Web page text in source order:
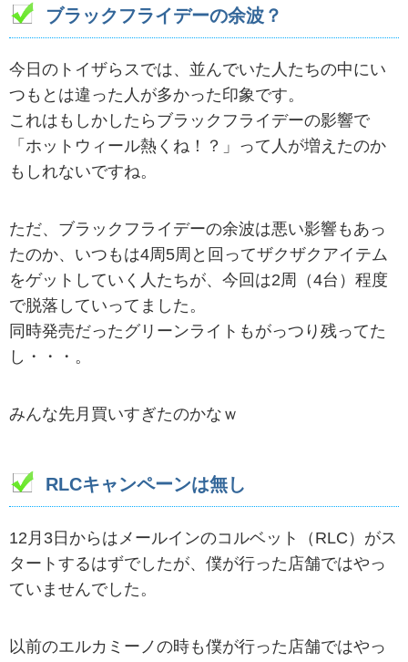
ブラックフライデーの余波？
今日のトイザらスでは、並んでいた人たちの中にい
つもとは違った人が多かった印象です。
これはもしかしたらブラックフライデーの影響で
「ホットウィール熱くね！？」って人が増えたのか
もしれないですね。
ただ、ブラックフライデーの余波は悪い影響もあっ
たのか、いつもは4周5周と回ってザクザクアイテム
をゲットしていく人たちが、今回は2周（4台）程度
で脱落していってました。
同時発売だったグリーンライトもがっつり残ってた
し・・・。
みんな先月買いすぎたのかなｗ
RLCキャンペーンは無し
12月3日からはメールインのコルベット（RLC）がス
タートするはずでしたが、僕が行った店舗ではやっ
ていませんでした。
以前のエルカミーノの時も僕が行った店舗ではやっ